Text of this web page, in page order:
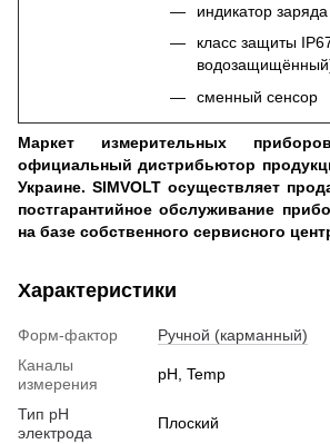
индикатор
класс защиты
сменный сенсор
Маркет измерительных
официальный дистрибьютор
Украине. SIMVOLT осуществляет
постгарантийное обслуживание
на базе собственного сервисного
Характеристики
Форм-фактор
Ручной (карманный)
Каналы
измерения
pH, Temp
Тип pH
электрода
Плоский